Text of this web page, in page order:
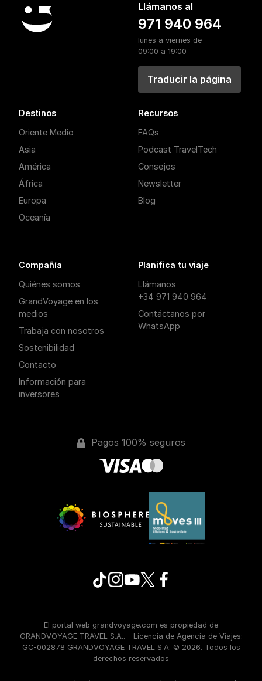
Llámanos al
971 940 964
lunes a viernes de
09:00 a 19:00
Traducir la página
Destinos
Oriente Medio
Asia
América
África
Europa
Oceanía
Recursos
FAQs
Podcast TravelTech
Consejos
Newsletter
Blog
Compañía
Quiénes somos
GrandVoyage en los
medios
Trabaja con nosotros
Sostenibilidad
Contacto
Información para
inversores
Planifica tu viaje
Llámanos
+34 971 940 964
Contáctanos por
WhatsApp
Pagos 100% seguros
El portal web grandvoyage.com es propiedad de
GRANDVOYAGE TRAVEL S.A.. - Licencia de Agencia de Viajes:
GC-002878 GRANDVOYAGE TRAVEL S.A. © 2026. Todos los
derechos reservados